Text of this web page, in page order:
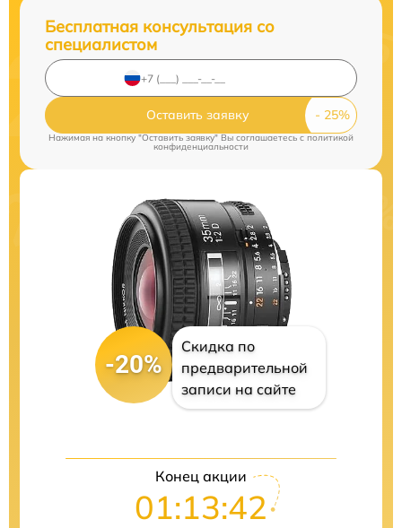
Бесплатная консультация со
специалистом
Оставить заявку
Нажимая на кнопку "Оставить заявку" Вы соглашаетесь cполитикой
конфиденциальности
-20%
Скидка по
предварительной
записи на сайте
Конец акции
01:13:41